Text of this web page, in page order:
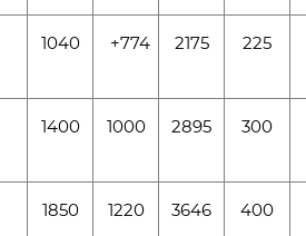
1040 +774 2175 225
1400 1000 2895 300
1850 1220 3646 400